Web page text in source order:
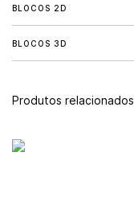
BLOCOS 2D
BLOCOS 3D
Produtos relacionados